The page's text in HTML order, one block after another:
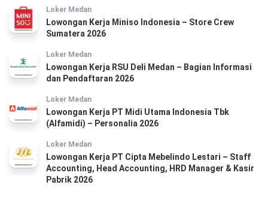
Loker Medan
Lowongan Kerja Miniso Indonesia – Store Crew
Sumatera 2026
Loker Medan
Lowongan Kerja RSU Deli Medan – Bagian Informasi
dan Pendaftaran 2026
Loker Medan
Lowongan Kerja PT Midi Utama Indonesia Tbk
(Alfamidi) – Personalia 2026
Loker Medan
Lowongan Kerja PT Cipta Mebelindo Lestari – Staff
Accounting, Head Accounting, HRD Manager & Kasir
Pabrik 2026